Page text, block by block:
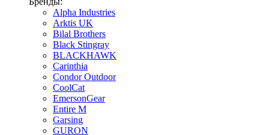
Alpha Industries
Arktis UK
Bilal Brothers
Black Stingray
BLACKHAWK
Carinthia
Condor Outdoor
CoolCat
EmersonGear
Entire M
Garsing
GURON